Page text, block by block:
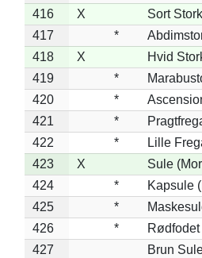
416
X
Sort
417
*
418
X
Hvid
419
*
420
*
421
*
422
*
Lille
423
X
Sule
424
*
Kapsule
425
*
426
*
427
Brun